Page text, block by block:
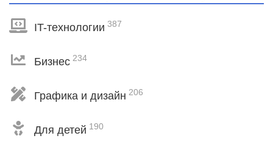
IT-технологии 387
Бизнес 234
Графика и дизайн 206
Для детей 190